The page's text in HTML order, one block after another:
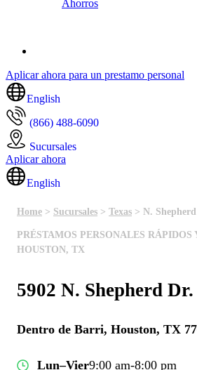
Ahorros
Aplicar ahora para un prestamo personal
English
(866) 488-6090
Sucursales
Aplicar ahora
English
Home > Sucursales > Texas > N. Shepherd
PRÉSTAMOS PERSONALES RÁPIDOS
HOUSTON, TX
5902 N. Shepherd Dr.
Dentro de Barri, Houston, TX
Lun–Vier9:00 am-8:00 pm